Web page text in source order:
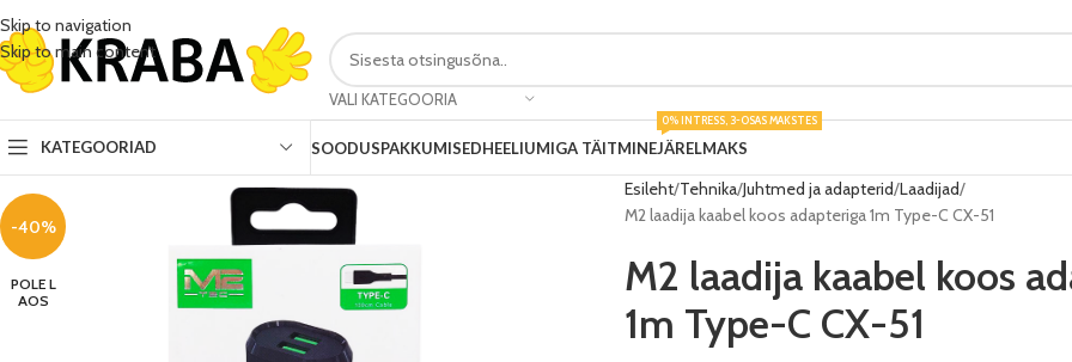
Skip to navigation
Skip to main content
VALI KATEGOORIA
KATEGOORIAD SOODUSPAKKUMISEDHEELIUMIGA TÄITMINEJÄRELMAKS
0% INTRESS, 3-OSAS MAKSTES
-40%
POLE L
AOS
Esileht Tehnika Juhtmed ja adapterid Laadijad
M2 laadija kaabel koos adapteriga 1m Type-C CX-51
M2 laadija kaabel koos
1m Type-C CX-51